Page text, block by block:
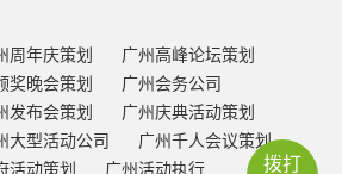
周年庆策划
广州高峰论坛策划
奖晚会策划
广州会务公司
发布会策划
广州庆典活动策划
大型活动公司
广州千人会议策划
活动策划 广州活动执行
拨打